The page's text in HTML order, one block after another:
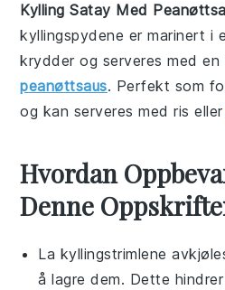
Kylling Satay Med
kyllingspydene er marinert i
krydder og serveres med
peanøttsaus. Perfekt som
og kan serveres med ris
Hvordan
Denne
La kyllingstrimlene
å lagre dem. Dette